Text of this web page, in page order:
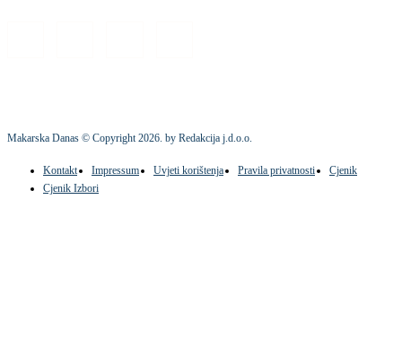
Makarska Danas © Copyright2026. by Redakcija j.d.o.o.
Kontakt Impressum Uvjeti korištenja Pravila privatnosti
Cjenik
Cjenik Izbori